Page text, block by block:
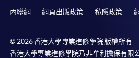
內聯網 網頁出版政策 私隱政策
© 2026 香港大學專業進修學院 版權所有
香港大學專業進修學院乃非牟利擔保有限